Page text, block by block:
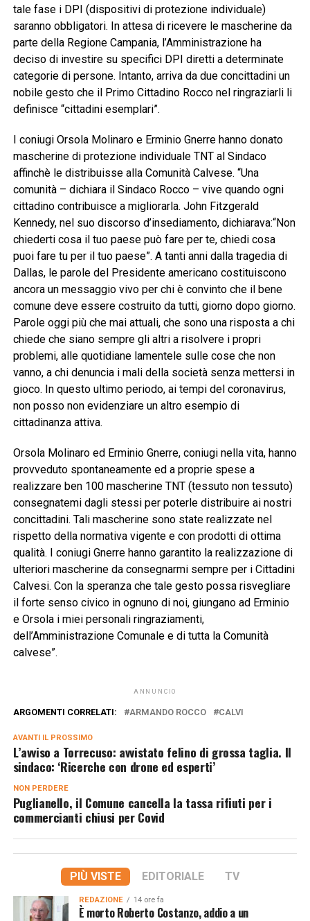
tale fase i DPI (dispositivi di protezione individuale)
saranno obbligatori. In attesa di ricevere le mascherine da
parte della Regione Campania, l’Amministrazione ha
deciso di investire su specifici DPI diretti a determinate
categorie di persone. Intanto, arriva da due concittadini un
nobile gesto che il Primo Cittadino Rocco nel ringraziarli li
definisce “cittadini esemplari”.
I coniugi Orsola Molinaro e Erminio Gnerre hanno donato
mascherine di protezione individuale TNT al Sindaco
affinchè le distribuisse alla Comunità Calvese. “Una
comunità – dichiara il Sindaco Rocco – vive quando ogni
cittadino contribuisce a migliorarla. John Fitzgerald
Kennedy, nel suo discorso d’insediamento, dichiarava:“Non
chiederti cosa il tuo paese può fare per te, chiedi cosa
puoi fare tu per il tuo paese”. A tanti anni dalla tragedia di
Dallas, le parole del Presidente americano costituiscono
ancora un messaggio vivo per chi è convinto che il bene
comune deve essere costruito da tutti, giorno dopo giorno.
Parole oggi più che mai attuali, che sono una risposta a chi
chiede che siano sempre gli altri a risolvere i propri
problemi, alle quotidiane lamentele sulle cose che non
vanno, a chi denuncia i mali della società senza mettersi in
gioco. In questo ultimo periodo, ai tempi del coronavirus,
non posso non evidenziare un altro esempio di
cittadinanza attiva.
Orsola Molinaro ed Erminio Gnerre, coniugi nella vita, hanno
provveduto spontaneamente ed a proprie spese a
realizzare ben 100 mascherine TNT (tessuto non tessuto)
consegnatemi dagli stessi per poterle distribuire ai nostri
concittadini. Tali mascherine sono state realizzate nel
rispetto della normativa vigente e con prodotti di ottima
qualità. I coniugi Gnerre hanno garantito la realizzazione di
ulteriori mascherine da consegnarmi sempre per i Cittadini
Calvesi. Con la speranza che tale gesto possa risvegliare
il forte senso civico in ognuno di noi, giungano ad Erminio
e Orsola i miei personali ringraziamenti,
dell’Amministrazione Comunale e di tutta la Comunità
calvese”.
ANNUNCIO
ARGOMENTI CORRELATI: ARMANDO ROCCO CALVI
AVANTI IL ​​PROSSIMO
L’avviso a Torrecuso: avvistato felino di grossa taglia. Il
sindaco: ‘Ricerche con drone ed esperti’
NON PERDERE
Puglianello, il Comune cancella la tassa rifiuti per i
commercianti chiusi per Covid
PIÙ VISTE EDITORIALE TV
REDAZIONE 14 ore fa
È morto Roberto Costanzo, addio a un